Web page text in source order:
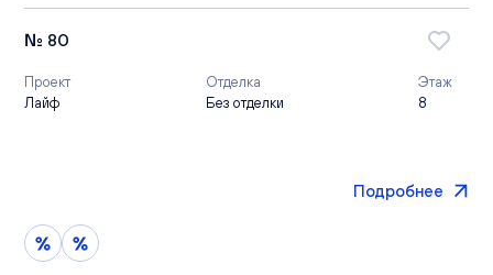
№ 80
Проект
Лайф
Отделка
Без отделки
Этаж
8
Подробнее